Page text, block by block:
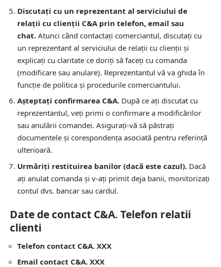
Discutați cu un reprezentant al serviciului de
relații cu clienții C&A prin telefon, email sau
chat. Atunci când contactați comerciantul, discutați cu
un reprezentant al serviciului de relații cu clienții și
explicați cu claritate ce doriți să faceți cu comanda
(modificare sau anulare). Reprezentantul vă va ghida în
funcție de politica și procedurile comerciantului.
Așteptați confirmarea C&A. După ce ați discutat cu
reprezentantul, veți primi o confirmare a modificărilor
sau anulării comandei. Asigurați-vă să păstrați
documentele și corespondența asociată pentru referință
ulterioară.
Urmăriți restituirea banilor (dacă este cazul). Dacă
ați anulat comanda și v-ați primit deja banii, monitorizați
contul dvs. bancar sau cardul.
Date de contact C&A. Telefon relatii
clienti
Telefon contact C&A. XXX
Email contact C&A. XXX